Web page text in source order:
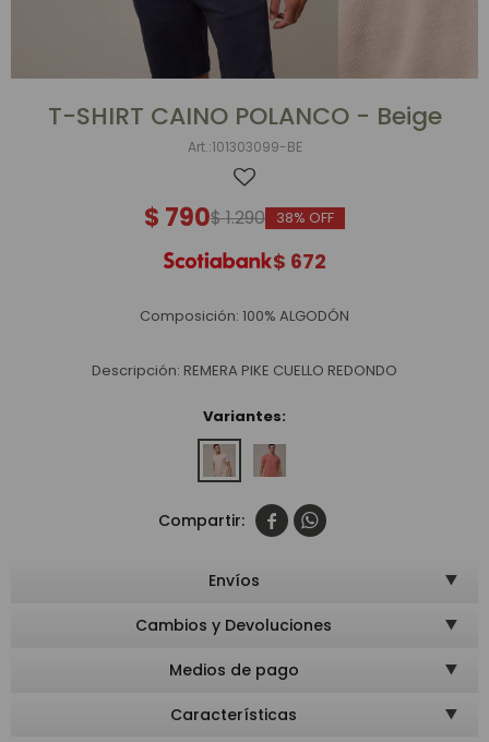
T-SHIRT CAINO POLANCO - Beige
101303099-BE
$ 790$1.290 38
$ 672
Composición: 100% ALGODÓN
Descripción: REMERA PIKE CUELLO REDONDO
Variantes:
 
Envíos
Cambios y Devoluciones
Medios de pago
Características